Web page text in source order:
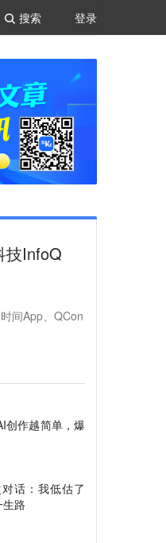
登录
搜索
技InfoQ
间App、QCon
创作越简单，爆
话：我低估了
路